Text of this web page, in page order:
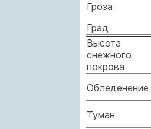
Гроза
Град
Высота
снежного
покрова
Обледенение
Туман